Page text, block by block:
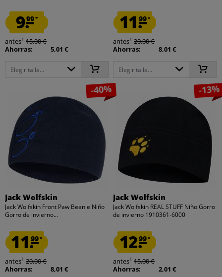
9.99*
antes1 15,00 €
Ahorras:
5,01 €
Elegir talla...
11.99*
antes1 20,00 €
Ahorras:
8,01 €
Elegir talla...
-40%
Jack Wolfskin
Jack Wolfskin Front Paw Beanie Niño
Gorro de invierno...
11.99*
antes1 20,00 €
Ahorras:
8,01 €
-13%
Jack Wolfskin
Jack Wolfskin REAL STUFF Niño Gorro
de invierno 1910361-6000
12.99*
antes1 15,00 €
Ahorras:
2,01 €